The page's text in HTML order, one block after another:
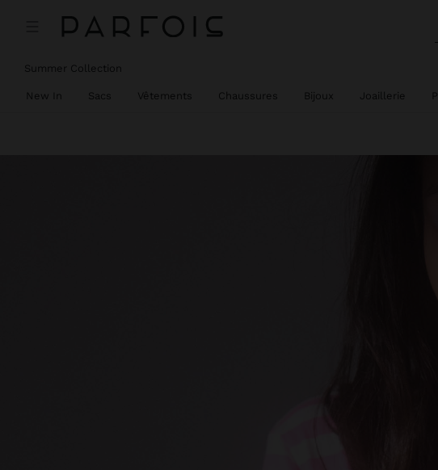
Summer Collection
New In Sacs Vêtements Chaussures Bijoux Joaillerie